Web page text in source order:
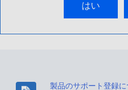
はい
製品のサポート登録に